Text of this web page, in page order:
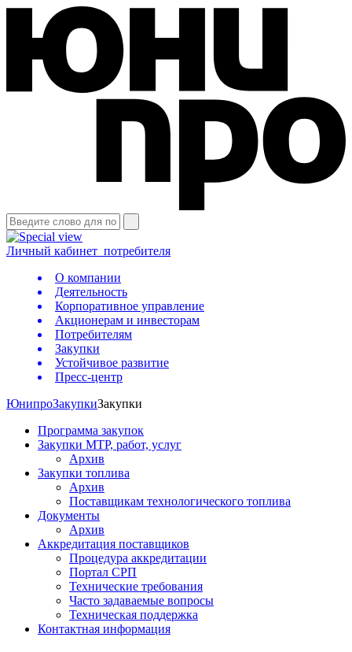
Личный кабинет потребителя
О компании
Деятельность
Корпоративное управление
Акционерам и инвесторам
Потребителям
Закупки
Устойчивое развитие
Пресс-центр
ЮнипроЗакупкиЗакупки
Программа закупок
Закупки МТР, работ, услуг
Архив
Закупки топлива
Архив
Поставщикам технологического топлива
Документы
Архив
Аккредитация поставщиков
Процедура аккредитации
Портал СРП
Технические требования
Часто задаваемые вопросы
Техническая поддержка
Контактная информация